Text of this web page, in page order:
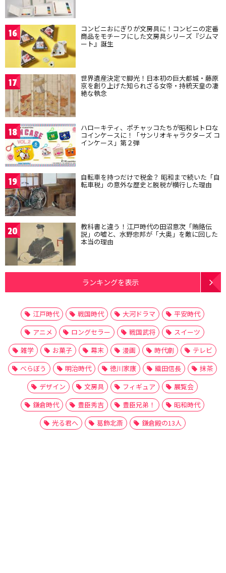
16 コンビニおにぎりが文房具に！コンビニの定番
商品をモチーフにした文房具シリーズ『ジムマ
ート』誕生
17 世界遺産決定で脚光！日本初の巨大都城・藤原
京を創り上げた知られざる女帝・持統天皇の凄
絶な執念
18 ハローキティ、ポチャッコたちが昭和レトロな
コインケースに！「サンリオキャラクターズ コ
インケース」第２弾
19 自転車を持つだけで税金？ 昭和まで続いた「自
転車税」の意外な歴史と脱税が横行した理由
20 教科書と違う！江戸時代の田沼意次「賄賂伝
説」の嘘と、水野忠邦が「大奥」を敵に回した
本当の理由
ランキングを表示
江戸時代 戦国時代 大河ドラマ
平安時代
アニメ
ロングセラー 戦国武将
スイーツ
雑学
お菓子 幕末 漫画 時代劇
テレビ
べらぼう
明治時代 徳川家康 織田信長
抹茶
デザイン
文房具 フィギュア
展覧会
鎌倉時代
豊臣秀吉 豊臣兄弟！
昭和時代
光る君へ
葛飾北斎 鎌倉殿の13人